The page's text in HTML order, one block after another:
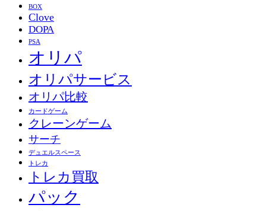
BOX
Clove
DOPA
PSA
オリパ
オリパサービス
オリパ比較
カードゲーム
クレーンゲーム
サーチ
デュエルスペース
トレカ
トレカ買取
パック